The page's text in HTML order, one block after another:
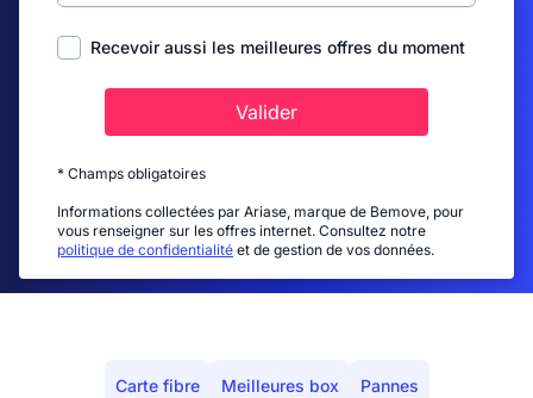
Recevoir aussi les meilleures offres du moment
Valider
* Champs obligatoires
Informations collectées par Ariase, marque de Bemove, pour
vous renseigner sur les offres internet. Consultez notre
politique de confidentialité et de gestion de vos données.
Carte fibre Meilleures box Pannes